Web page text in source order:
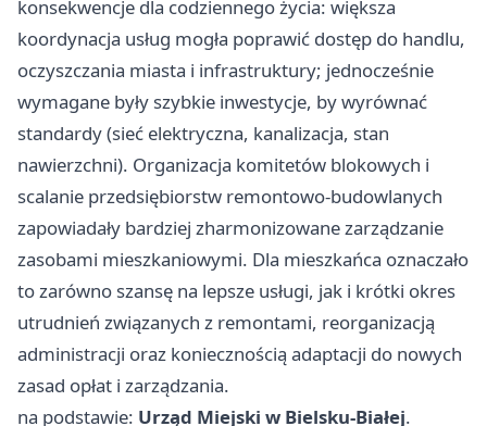
konsekwencje dla codziennego życia: większa
koordynacja usług mogła poprawić dostęp do handlu,
oczyszczania miasta i infrastruktury; jednocześnie
wymagane były szybkie inwestycje, by wyrównać
standardy (sieć elektryczna, kanalizacja, stan
nawierzchni). Organizacja komitetów blokowych i
scalanie przedsiębiorstw remontowo-budowlanych
zapowiadały bardziej zharmonizowane zarządzanie
zasobami mieszkaniowymi. Dla mieszkańca oznaczało
to zarówno szansę na lepsze usługi, jak i krótki okres
utrudnień związanych z remontami, reorganizacją
administracji oraz koniecznością adaptacji do nowych
zasad opłat i zarządzania.
na podstawie: Urząd Miejski w Bielsku-Białej.